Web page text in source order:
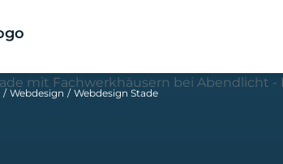
Webdesign Webdesign Stade